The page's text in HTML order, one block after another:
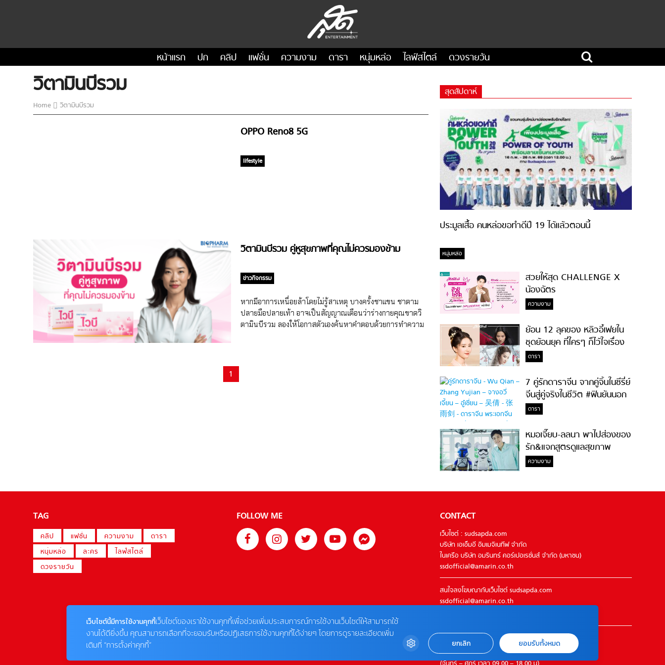
หน้าแรก ปก คลิป แฟชั่น ความงาม ดารา หนุ่มหล่อ ไลฟ์สไตล์ ดวงรายวัน
วิตามินบีรวม
Home วิตามินบีรวม
OPPO Reno8 5G
lifestyle
วิตามินบีรวม คู่หูสุขภาพที่คุณไม่ควรมองข้าม
ข่าวกิจกรรม
หากมีอาการเหนื่อยล้าโดยไม่รู้สาเหตุ บางครั้งชาแขน ชาตาม
ปลายมือปลายเท้า อาจเป็นสัญญาณเตือนว่าร่างกายคุณขาดวิ
ตามินบีรวม ลองให้โอกาสตัวเองค้นหาคำตอบด้วยการทำความ
แบบของอาหารเสริม โดยประโยชน์ของวิตามินบีรวมในหนึ่งเม็ด
จะรวมคุณประโยชน์ทั้งหมดของวิตามินบีรวมไว้ในไซซ์กะทัดรัด
ประโยชน์ของวิตามินบีที่มองเห็นได้ชัดเจนคือการลดอาการ
อ่อนเพลีย เพิ่มระดับพลังงาน และช่วยให้นอนหลับได้ดีขึ้น
กับผู้ที่มีโอกาสขาดวิตามินบีมากกว่าคนทั่วไป เช่น กลุ่มเสี่ยงต่อ
การขาดสารอาหารบางประเภท โดยผู้ที่ควรทานวิตามินชนิดนี้
1
สุดสัปดาห์
ประมูลเสื้อ คนหล่อขอทำดีปี 19 ได้แล้วตอนนี้
หนุ่มหล่อ
สวยให้สุด CHALLENGE X
น้องฉัตร
ความงาม
ย้อน 12 ลุคของ หลิวอี้เฟยใน
ชุดย้อนยุค ที่ใครๆ ก็ไว้ใจเรื่อง
ความสวย!
ดารา
7 คู่รักดาราจีน จากคู่จิ้นในซีรี่ย์
จีนสู่คู่จริงในชีวิต #ฟินยันนอก
จอ
ดารา
หมอเจี๊ยบ-ลลนา พาไปส่องของ
รัก&แจกสูตรดูแลสุขภาพ
#ล้างจมูกไม่ยากจะสอนให้
ความงาม
TAG
คลิป แฟชั่น ความงาม
ดารา
หนุ่มหล่อ
ละคร
ไลฟ์สไตล์
ดวงรายวัน
FOLLOW ME CONTACT
เว็บไซต์ : sudsapda.com
บริษัท เอเอ็มอี อิมเมจิเนทีฟ จำกัด
ในเครือ บริษัท อมรินทร์ คอร์เปอเรชั่นส์ จำกัด (มหาชน)
ssdofficial@amarin.co.th
สนใจลงโฆษณากับเว็บไซต์ sudsapda.com
ssdofficial@amarin.co.th
ติดต่อแจ้งปัญหาหรือร้องเรียน
02-422-9999 ต่อ 4180
เว็บไซต์นี้มีการใช้งานคุกกี้เว็บไซต์ของเราใช้งานคุกกี้เพื่อช่วยเพิ่มประสบการณ์การใช้งานเว็บไซต์ให้สามารถใช้
งานได้ดียิ่งขึ้น คุณสามารถเลือกที่จะยอมรับหรือปฏิเสธการใช้งานคุกกี้ได้ง่ายๆ โดยการดูรายละเอียดเพิ่ม
เติมที่ “การตั้งค่าคุกกี้”
ยกเลิก ยอมรับทั้งหมด